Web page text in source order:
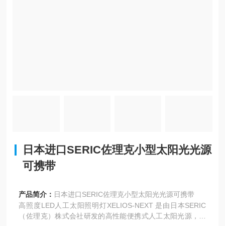
日本进口SERIC佐理克小型太阳光光源
可携带
产品简介： 日本进口SERIC佐理克小型太阳光光源可携带
高照度LED人工太阳照明灯XELIOS-NEXT‌ 是由日本SERIC
（佐理克）株式会社研发的高性能便携式人工太阳光源，专